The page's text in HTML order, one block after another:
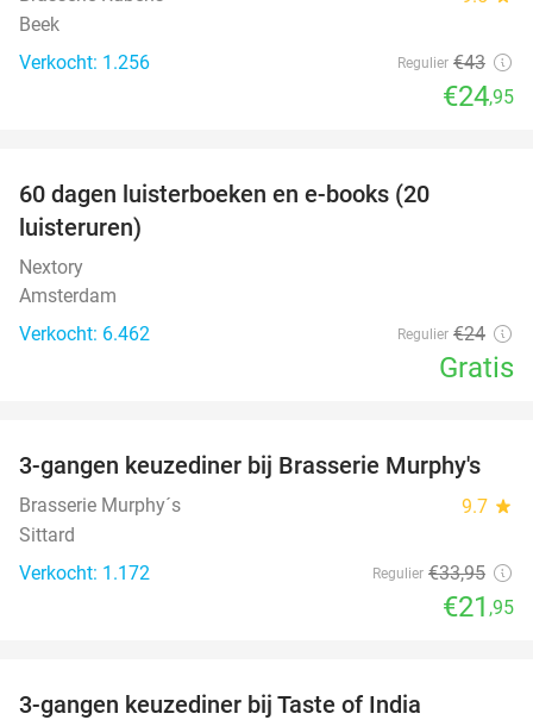
Beek
Verkocht: 1.256
Regulier €43
€24,95
60 dagen luisterboeken en e-books (20
luisteruren)
Nextory
Amsterdam
Verkocht: 6.462
Regulier €24
Gratis
35%
3-gangen keuzediner bij Brasserie Murphy's
Brasserie Murphy´s 9.7 star
Sittard
Verkocht: 1.172
Regulier €33,95
€21 ,95
3-gangen keuzediner bij Taste of India